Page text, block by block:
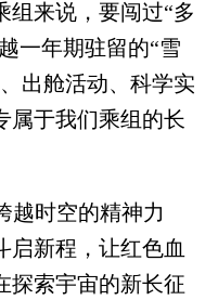
组来说，要闯过“多
一年期驻留的“雪
出舱活动、科学实
属于我们乘组的长
越时空的精神力
启新程，让红色血
探索宇宙的新长征